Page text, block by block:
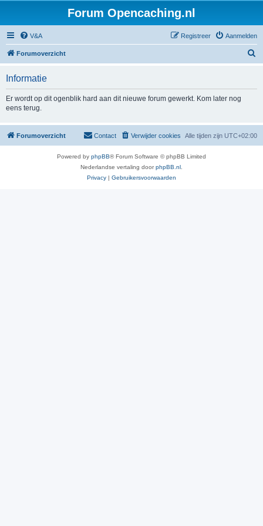
Forum Opencaching.nl
V&A Aanmelden
Registreer
Forumoverzicht
Informatie
Er wordt op dit ogenblik hard aan dit nieuwe forum gewerkt. Kom later nog
eens terug.
Forumoverzicht Alle tijden zijn UTC+02:00
Verwijder cookies
Contact
Powered by phpBB® Forum Software © phpBB Limited
Nederlandse vertaling doorphpBB.nl
Privacy | Gebruikersvoorwaarden